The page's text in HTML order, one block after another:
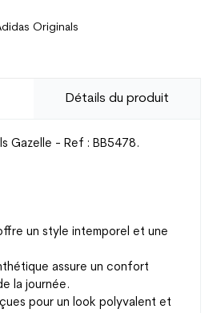
Originals
Détails du produit
Gazelle - Ref : BB5478.
un style intemporel et une
assure un confort
la journée.
pour un look polyvalent et